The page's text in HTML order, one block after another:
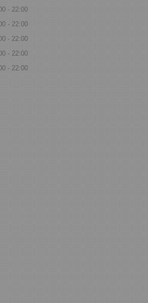
22:00
22:00
22:00
22:00
22:00